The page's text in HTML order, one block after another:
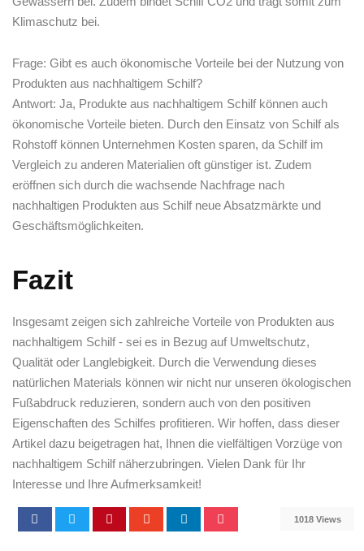
Klimaschutz bei.
Frage: Gibt es auch ökonomische Vorteile⁤ bei der Nutzung von​
Produkten aus⁤ nachhaltigem Schilf?
Antwort: Ja, Produkte aus nachhaltigem Schilf können auch
ökonomische Vorteile bieten. ​Durch⁢ den Einsatz von⁣ Schilf als⁤
Rohstoff können Unternehmen Kosten ‍sparen, da Schilf im
Vergleich zu anderen Materialien oft günstiger ist. Zudem
eröffnen sich durch​ die wachsende Nachfrage nach
⁣nachhaltigen Produkten aus ‍Schilf​ neue⁤ Absatzmärkte und
Geschäftsmöglichkeiten.
Fazit
Insgesamt zeigen sich zahlreiche Vorteile von Produkten aus
nachhaltigem Schilf ‍- sei es in Bezug auf Umweltschutz,
Qualität oder Langlebigkeit. Durch die Verwendung dieses
natürlichen Materials können wir ​nicht nur unseren ökologischen
Fußabdruck reduzieren, sondern auch von⁢ den ‌positiven
Eigenschaften des Schilfes profitieren. Wir hoffen, dass dieser
Artikel dazu beigetragen⁢ hat, Ihnen die vielfältigen Vorzüge​ von
nachhaltigem Schilf ⁣näherzubringen. Vielen Dank für Ihr
Interesse und ⁤Ihre Aufmerksamkeit!
1018 Views